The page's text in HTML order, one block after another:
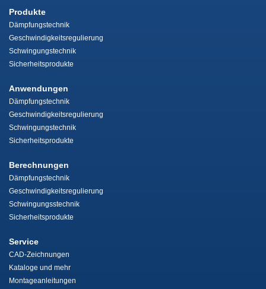
Produkte
Dämpfungstechnik
Geschwindigkeitsregulierung
Schwingungstechnik
Sicherheitsprodukte
Anwendungen
Dämpfungstechnik
Geschwindigkeitsregulierung
Schwingungstechnik
Sicherheitsprodukte
Berechnungen
Dämpfungstechnik
Geschwindigkeitsregulierung
Schwingungsstechnik
Sicherheitsprodukte
Service
CAD-Zeichnungen
Kataloge und mehr
Montageanleitungen